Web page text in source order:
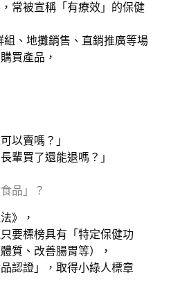
常被宣稱「有療效」的保健
、地攤銷售、直銷推廣等場
買產品，
以賣嗎？」
輩買了還能退嗎？」
品」？
》，
要標榜具有「特定保健功
質、改善腸胃等），
認證」，取得小綠人標章